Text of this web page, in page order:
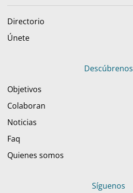
Directorio
Únete
Descúbrenos
Objetivos
Colaboran
Noticias
Faq
Quienes somos
Síguenos